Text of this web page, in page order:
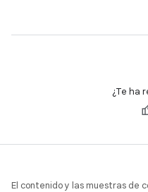
¿Te ha
El contenido y las muestras de